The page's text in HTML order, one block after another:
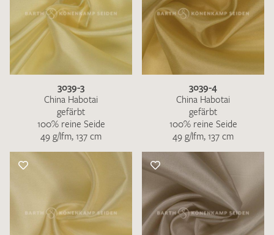
3039-3
China Habotai
gefärbt
100% reine Seide
49 g/lfm, 137 cm
3039-4
China Habotai
gefärbt
100% reine Seide
49 g/lfm, 137 cm